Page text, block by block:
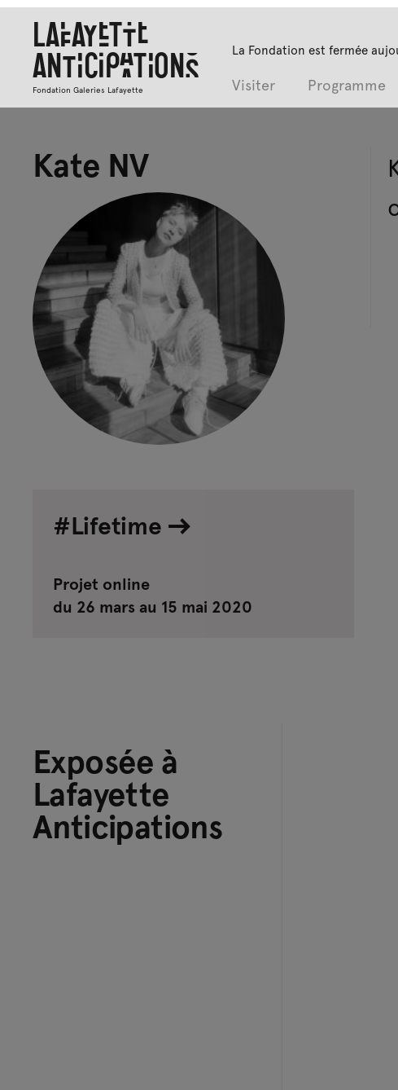
Lafayette
Anticipations
Fondation Galeries Lafayette
La Fondation est fermée
Visiter Programme
Kate NV
#Lifetime
Projet online
du 26 mars au 15 mai 2020
Exposée à
Lafayette
Anticipations